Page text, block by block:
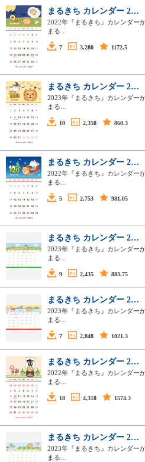
まるきち カレンダー 2…
2022年『まるきち』カレンダ
まる…
7 3,280 1172.5
まるきち カレンダー 2…
2023年『まるきち』カレンダ
まる…
10 2,358 860.3
まるきち カレンダー 2…
2022年『まるきち』カレンダ
まる…
5 2,753 981.05
まるきち カレンダー 2…
2023年『まるきち』カレンダ
まる…
9 2,435 883.75
まるきち カレンダー 2…
2023年『まるきち』カレンダ
まる…
7 2,848 1021.3
まるきち カレンダー 2…
2022年『まるきち』カレンダ
まる…
18 4,318 1574.3
まるきち カレンダー 2…
2023年『まるきち』カレンダ
まる…